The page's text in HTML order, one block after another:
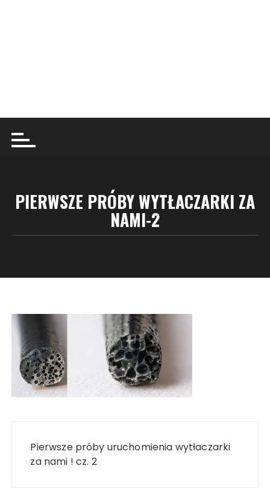
PIERWSZE PRÓBY WYTŁACZARKI ZA
NAMI-2
wpisu
Pierwsze próby uruchomienia wytłaczarki
za nami ! cz. 2